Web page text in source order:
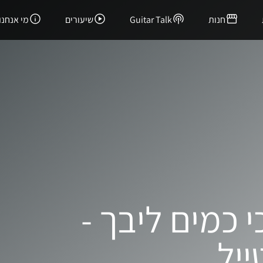
חנות Guitar Talk שיעורים מי אנחנו
כמים ליבך -